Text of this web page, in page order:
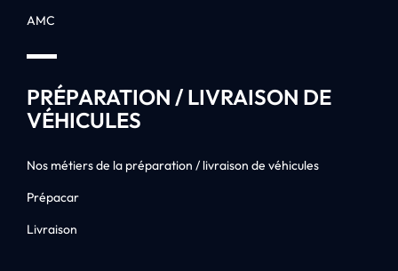
AMC
PRÉPARATION / LIVRAISON DE
VÉHICULES
Nos métiers de la préparation / livraison de véhicules
Prépacar
Livraison